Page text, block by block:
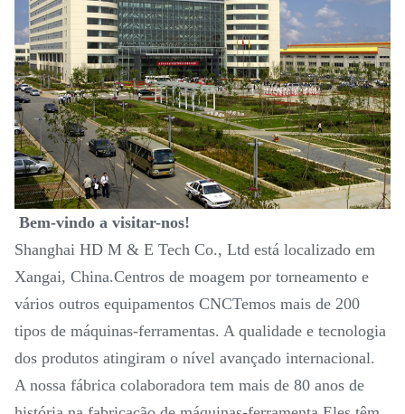
Bem-vindo a visitar-nos!
Shanghai HD M & E Tech Co., Ltd está localizado em
Xangai, China.Centros de moagem por torneamento e
vários outros equipamentos CNCTemos mais de 200
tipos de máquinas-ferramentas. A qualidade e tecnologia
dos produtos atingiram o nível avançado internacional.
A nossa fábrica colaboradora tem mais de 80 anos de